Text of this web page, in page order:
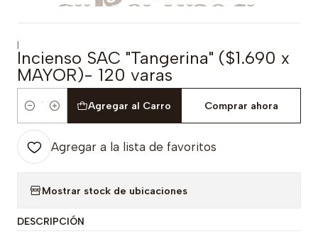
|
Incienso SAC "Tangerina" ($1.690 x
MAYOR)- 120 varas
Cantidad
Agregar al Carro Comprar ahora
Agregar a la lista de favoritos
Mostrar stock de ubicaciones
DESCRIPCIÓN